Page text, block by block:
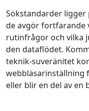
Sökstandarder ligger
de avgör fortfarande
rutinfrågor och vilka
den dataflödet.
teknik‑suveränitet
webbläsarinställning
eller blir en del av en